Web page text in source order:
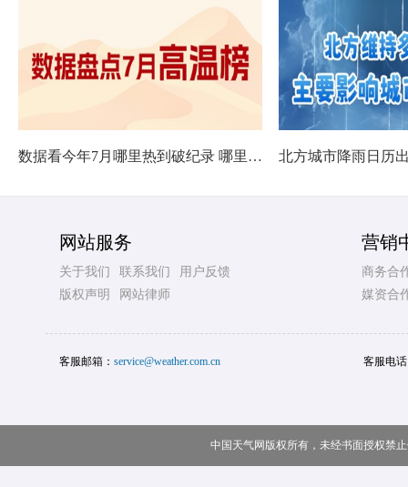
数据看今年7月哪里热到破纪录 哪里暑热连轴转
网站服务
关于我们 联系我们
用户反馈
版权声明
网站律师
营销
商务合
媒资合
客服邮箱： service@weather.com.cn 客服电
中国天气网版权所有，未经书面授权